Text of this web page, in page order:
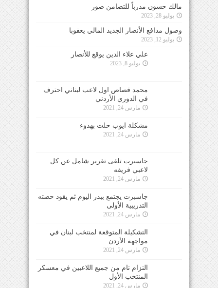
مالك حسون مدرباً للتضامن صور
يوليو 28, 2023
وصول مدافع الأنصار الجديد المالي يعقوبا
يوليو 12, 2023
علي علاء الدين يوقع للأنصار
يوليو 8, 2023
محمد قصاص اول لاعب لبناني احترف
في الدوري الأردني
مارس 24, 2021
مشكلة ايوب حلت بهدوء
مارس 24, 2021
جاسبرت تلقى تقرير شامل عن كل
لاعبي فريقه
مارس 24, 2021
جاسبرت يجتمع ببدر اليوم ثم يقود حصته
التدريبية الأولى
مارس 24, 2021
التشكيلة المتوقعة لمنتخب لبنان في
مواجهة الأردن
مارس 24, 2021
التزام تام من جميع اللاعبين في معسكر
المنتخب الأول
مارس 24, 2021